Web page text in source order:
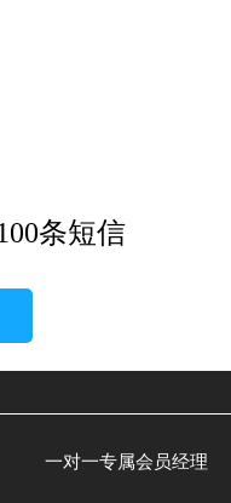
条短信
一对一专属会员经理